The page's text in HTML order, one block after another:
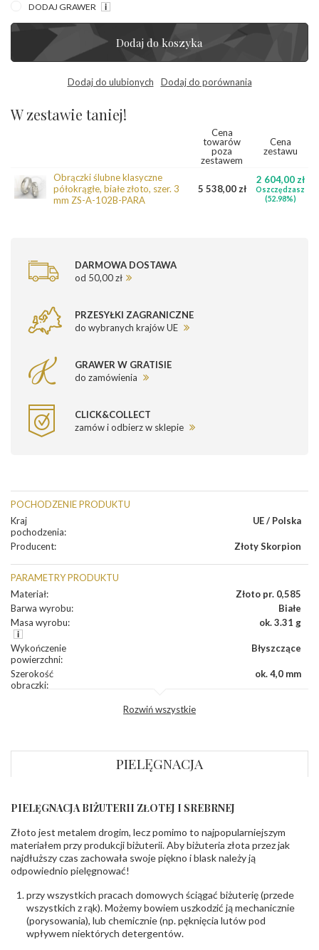
DODAJ GRAWER
Dodaj do koszyka
Dodaj do ulubionych Dodaj do porównania
W zestawie taniej!
Cena
towarów
poza
zestawem
Cena
zestawu
Obrączki ślubne klasyczne
półokrągłe, białe złoto, szer. 3
mm ZS-A-102B-PARA
5 538,00 zł
2 604,00 zł
Oszczędzasz
(52.98%)
DARMOWA DOSTAWA
od 50,00 zł
PRZESYŁKI ZAGRANICZNE
do wybranych krajów UE
GRAWER W GRATISIE
do zamówienia
CLICK&COLLECT
zamów i odbierz w sklepie
POCHODZENIE PRODUKTU
Kraj
pochodzenia:
UE / Polska
Producent: Złoty Skorpion
PARAMETRY PRODUKTU
Materiał:
Złoto pr. 0,585
Barwa wyrobu:
Białe
Masa wyrobu: ok. 3.31 g
Wykończenie
powierzchni:
Błyszczące
Szerokość
obrączki:
ok. 4,0 mm
INNE PARAMETRY
Producent
odpowiedzialny:
WAMA GOLD Sp. z o.o.; ul. Rzemieślnicza 19 95-
100 Zgierz, NIP: 732219720748; tel. 42 715 89
64; bok@wamagold.com
Bezpieczeństwo
ostrzeżenia:
Nie nadaje się dla dzieci w wieku poniżej 3 lat
zawierają nikiel
Rozwiń wszystkie
PIELĘGNACJA
PIELĘGNACJA BIŻUTERII ZŁOTEJ I SREBRNEJ
Złoto jest metalem drogim, lecz pomimo to najpopularniejszym
materiałem przy produkcji biżuterii. Aby biżuteria złota przez jak
najdłuższy czas zachowała swoje piękno i blask należy ją
odpowiednio pielęgnować!
przy wszystkich pracach domowych ściągać biżuterię (przede
wszystkich z rąk). Możemy bowiem uszkodzić ją mechanicznie
(porysowania), lub chemicznie (np. pęknięcia lutów pod
wpływem niektórych detergentów.